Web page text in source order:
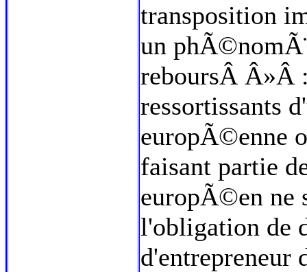
transposition
un
reboursÂ Â»Â
ressortissants
europÃ©enne
faisant partie
europÃ©en ne
l'obligation de
d'entrepreneur